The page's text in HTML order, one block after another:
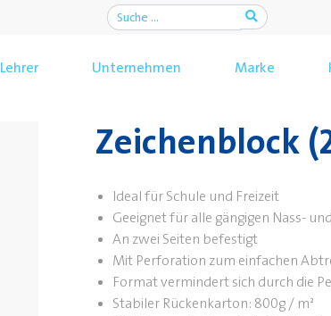
Lehrer Unternehmen Marke
Zeichenblock
Ideal für Schule und Freizeit
Geeignet für alle gängigen Nass-
An zwei Seiten befestigt
Mit Perforation zum einfachen
Format vermindert sich durch die
Stabiler Rückenkarton: 800g / m²